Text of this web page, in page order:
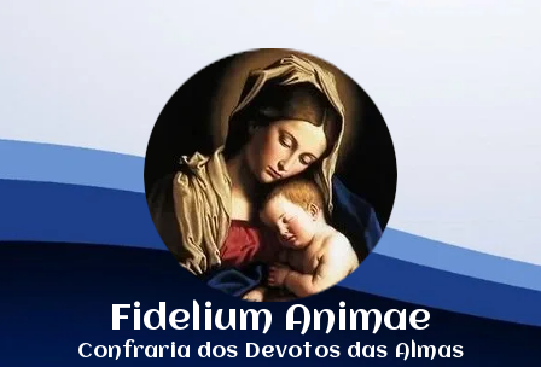
Fidelium Animae
Confraria dos Devotos das Almas